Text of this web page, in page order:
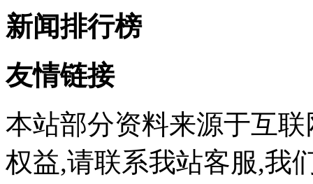
新闻排行榜
友情链接
本站部分资料来源于互
权益,请联系我站客服,我